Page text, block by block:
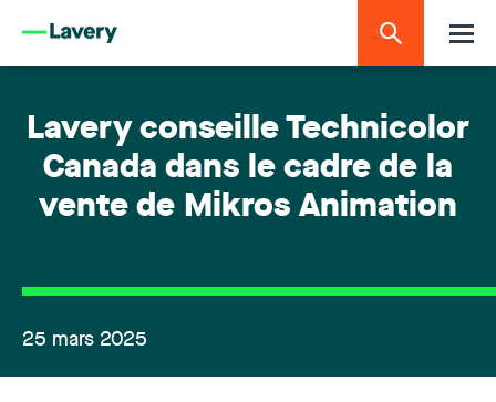
Lavery conseille Technicolor
Canada dans le cadre de la
vente de Mikros Animation
25 mars 2025